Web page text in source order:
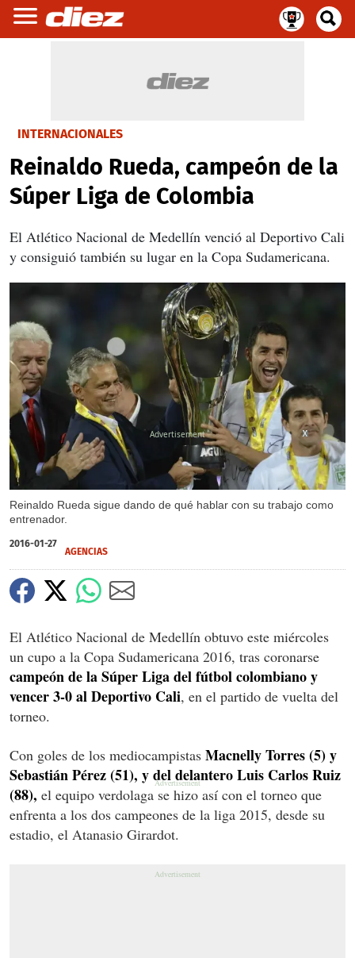
INTERNACIONALES
Reinaldo Rueda, campeón de la
Súper Liga de Colombia
El Atlético Nacional de Medellín venció al Deportivo Cali
y consiguió también su lugar en la Copa Sudamericana.
Reinaldo Rueda sigue dando de qué hablar con su trabajo como
entrenador.
X
X
2016-01-27
AGENCIAS
El Atlético Nacional de Medellín obtuvo este miércoles
un cupo a la Copa Sudamericana 2016, tras coronarse
campeón de la Súper Liga del fútbol colombiano y
vencer 3-0 al Deportivo Cali, en el partido de vuelta del
torneo.
Con goles de los mediocampistas Macnelly Torres (5) y
Sebastián Pérez (51), y del delantero Luis Carlos Ruiz
(88), el equipo verdolaga se hizo así con el torneo que
enfrenta a los dos campeones de la liga 2015, desde su
estadio, el Atanasio Girardot.